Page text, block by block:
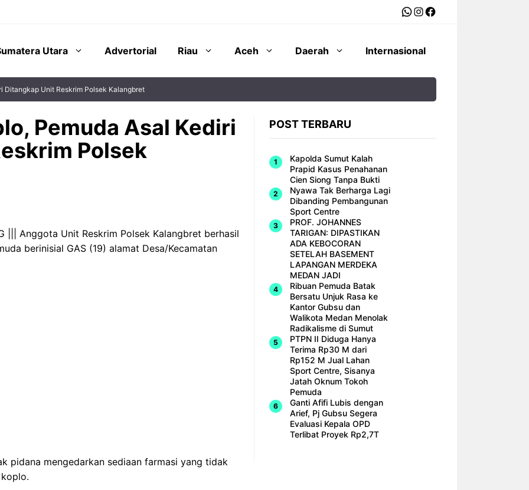
WhatsApp
Instagram
Facebook
Utara Advertorial Riau Aceh Daerah Internasional
Ditangkap Unit Reskrim Polsek Kalangbret
Pemuda Asal Kediri
Polsek
||| Anggota Unit Reskrim Polsek Kalangbret berhasil
berinisial GAS (19) alamat Desa/Kecamatan
pidana mengedarkan sediaan farmasi yang tidak
POST TERBARU
Kapolda Sumut Kalah
Prapid Kasus Penahanan
Cien Siong Tanpa Bukti
Nyawa Tak Berharga Lagi
Dibanding Pembangunan
Sport Centre
PROF. JOHANNES
TARIGAN: DIPASTIKAN
ADA KEBOCORAN
SETELAH BASEMENT
LAPANGAN MERDEKA
MEDAN JADI
Ribuan Pemuda Batak
Bersatu Unjuk Rasa ke
Kantor Gubsu dan
Walikota Medan Menolak
Radikalisme di Sumut
PTPN II Diduga Hanya
Terima Rp30 M dari
Rp152 M Jual Lahan
Sport Centre, Sisanya
Jatah Oknum Tokoh
Pemuda
Ganti Afifi Lubis dengan
Arief, Pj Gubsu Segera
Evaluasi Kepala OPD
Terlibat Proyek Rp2,7T